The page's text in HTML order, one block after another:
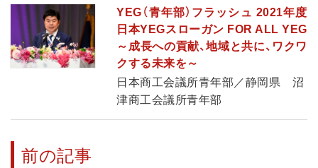
YEG（青年部）フラッシュ 2021年度
日本YEGスローガン FOR ALL YEG
～成長への貢献、地域と共に、ワクワ
クする未来を～
日本商工会議所青年部／静岡県 沼
津商工会議所青年部
前の記事